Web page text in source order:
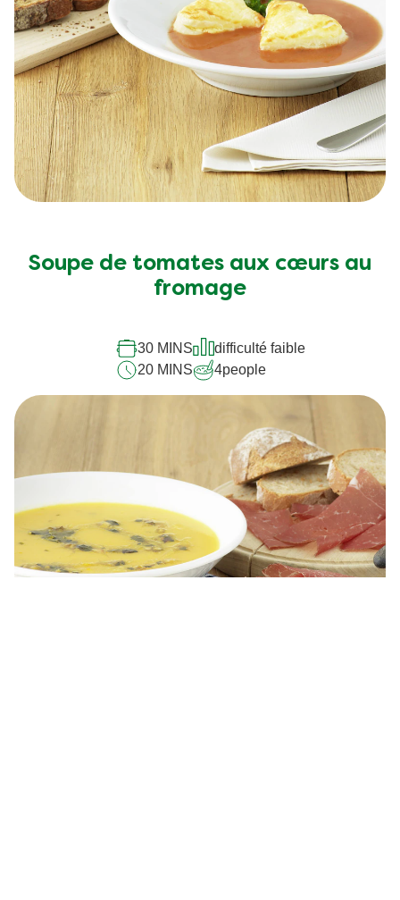
Soupe de tomates aux cœurs au
fromage
30 MINS
difficulté faible
20 MINS
4people